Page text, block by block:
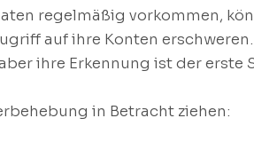
regelmäßig vorkommen,
auf ihre Konten erschweren.
ihre Erkennung ist der erste
in Betracht ziehen: